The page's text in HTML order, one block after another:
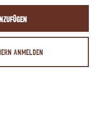
ANMELDEN